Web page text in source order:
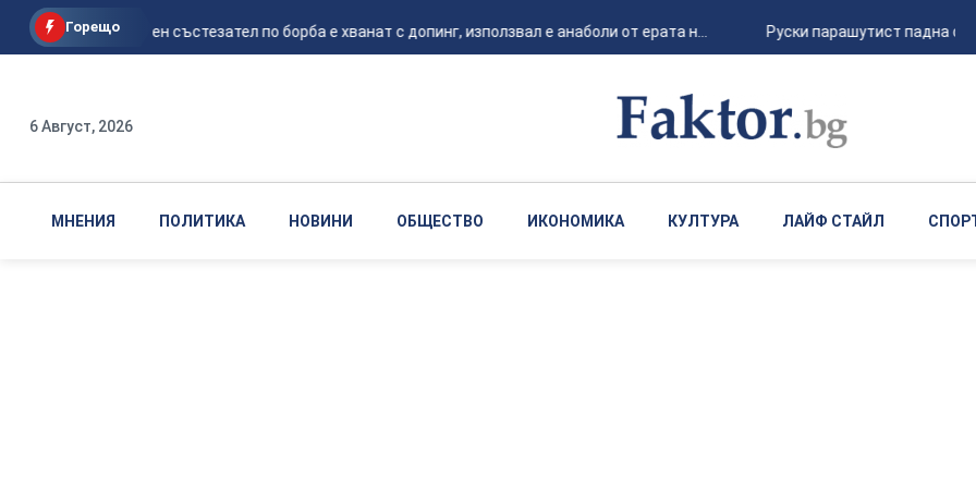
Горещо
Национален състезател по борба е хванат с допинг, използвал е анаболи от ерата н... Руски парашутист падна от
6 Август, 2026
МНЕНИЯ ПОЛИТИКА НОВИНИ ОБЩЕСТВО ИКОНОМИКА КУЛТУРА ЛАЙФ СТАЙЛ